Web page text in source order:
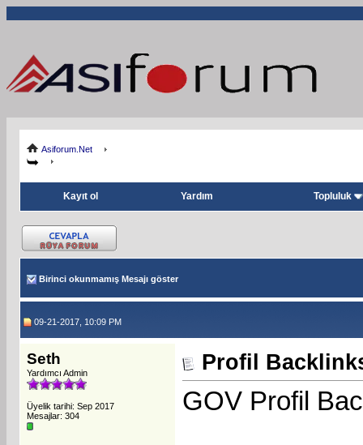
Asiforum.Net
Kayıt ol Yardım Topluluk
Birinci okunmamış Mesajı göster
09-21-2017, 10:09 PM
Seth
Yardımcı Admin
Üyelik tarihi: Sep 2017
Mesajlar: 304
Profil
GOV Profil